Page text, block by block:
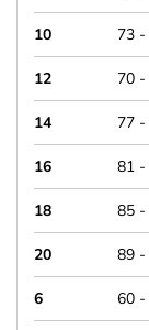
10 73 -
12 70 -
14 77 -
16 81 -
18 85 -
20 89 -
6 60 -